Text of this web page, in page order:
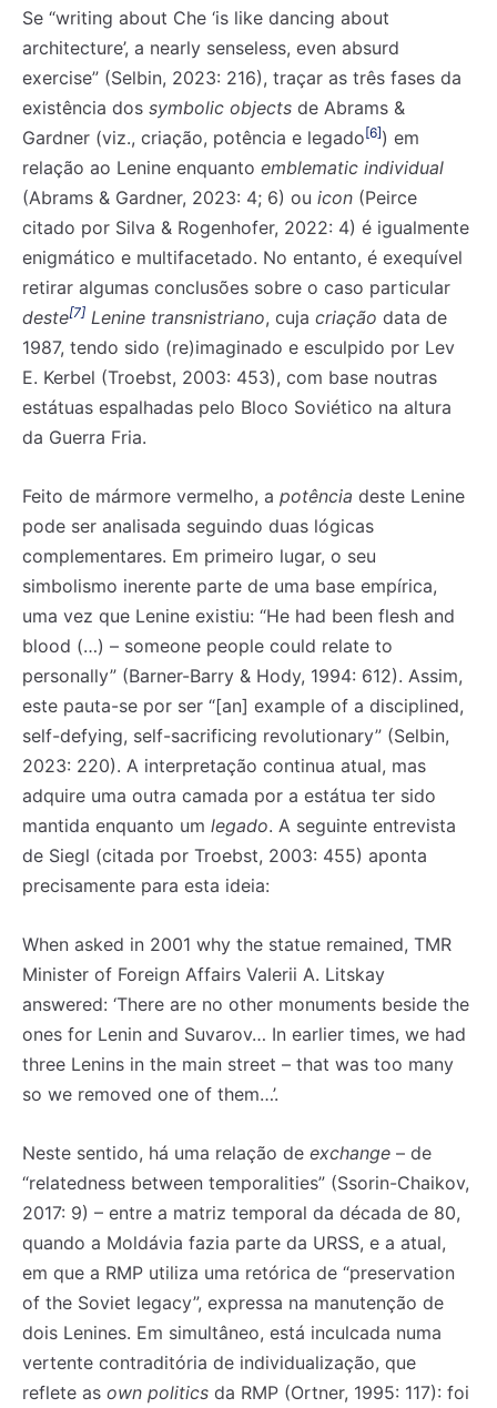
Se “writing about Che ‘is like dancing about
architecture’, a nearly senseless, even absurd
exercise” (Selbin, 2023: 216), traçar as três fases da
existência dos symbolic objects de Abrams &
Gardner (viz., criação, potência e legado[6]) em
relação ao Lenine enquanto emblematic individual
(Abrams & Gardner, 2023: 4; 6) ou icon (Peirce
citado por Silva & Rogenhofer, 2022: 4) é igualmente
enigmático e multifacetado. No entanto, é exequível
retirar algumas conclusões sobre o caso particular
deste[7] Lenine transnistriano, cuja criação data de
1987, tendo sido (re)imaginado e esculpido por Lev
E. Kerbel (Troebst, 2003: 453), com base noutras
estátuas espalhadas pelo Bloco Soviético na altura
da Guerra Fria.
Feito de mármore vermelho, a potência deste Lenine
pode ser analisada seguindo duas lógicas
complementares. Em primeiro lugar, o seu
simbolismo inerente parte de uma base empírica,
uma vez que Lenine existiu: “He had been flesh and
blood (…) – someone people could relate to
personally” (Barner-Barry & Hody, 1994: 612). Assim,
este pauta-se por ser “[an] example of a disciplined,
self-defying, self-sacrificing revolutionary” (Selbin,
2023: 220). A interpretação continua atual, mas
adquire uma outra camada por a estátua ter sido
mantida enquanto um legado. A seguinte entrevista
de Siegl (citada por Troebst, 2003: 455) aponta
precisamente para esta ideia:
When asked in 2001 why the statue remained, TMR
Minister of Foreign Affairs Valerii A. Litskay
answered: ‘There are no other monuments beside the
ones for Lenin and Suvarov… In earlier times, we had
three Lenins in the main street – that was too many
so we removed one of them…’.
Neste sentido, há uma relação de exchange – de
“relatedness between temporalities” (Ssorin-Chaikov,
2017: 9) – entre a matriz temporal da década de 80,
quando a Moldávia fazia parte da URSS, e a atual,
em que a RMP utiliza uma retórica de “preservation
of the Soviet legacy”, expressa na manutenção de
dois Lenines. Em simultâneo, está inculcada numa
vertente contraditória de individualização, que
reflete as own politics da RMP (Ortner, 1995: 117): foi